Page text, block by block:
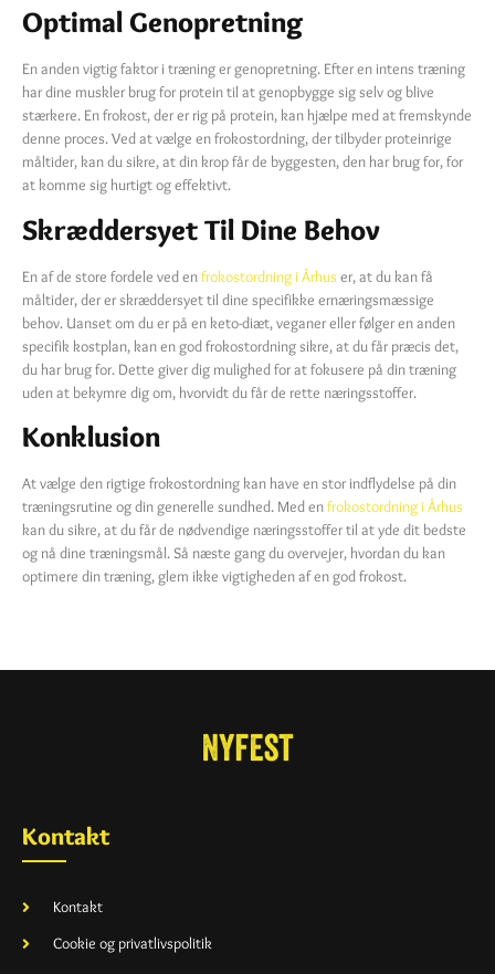
Optimal Genopretning
En anden vigtig faktor i træning er genopretning. Efter en intens træning
har dine muskler brug for protein til at genopbygge sig selv og blive
stærkere. En frokost, der er rig på protein, kan hjælpe med at fremskynde
denne proces. Ved at vælge en frokostordning, der tilbyder proteinrige
måltider, kan du sikre, at din krop får de byggesten, den har brug for, for
at komme sig hurtigt og effektivt.
Skræddersyet Til Dine Behov
En af de store fordele ved enfrokostordning i Århus er, at du kan få
måltider, der er skræddersyet til dine specifikke ernæringsmæssige
behov. Uanset om du er på en keto-diæt, veganer eller følger en anden
specifik kostplan, kan en god frokostordning sikre, at du får præcis det,
du har brug for. Dette giver dig mulighed for at fokusere på din træning
uden at bekymre dig om, hvorvidt du får de rette næringsstoffer.
Konklusion
At vælge den rigtige frokostordning kan have en stor indflydelse på din
træningsrutine og din generelle sundhed. Med enfrokostordning i Århus
kan du sikre, at du får de nødvendige næringsstoffer til at yde dit bedste
og nå dine træningsmål. Så næste gang du overvejer, hvordan du kan
optimere din træning, glem ikke vigtigheden af en god frokost.
Kontakt
Kontakt
Cookie og privatlivspolitik